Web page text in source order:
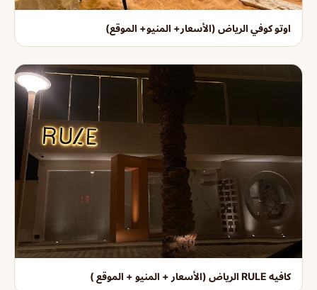
اوتو كوفي الرياض (الأسعار+ المنيو+ الموقع)
كافيه RULE الرياض (الأسعار + المنيو + الموقع )